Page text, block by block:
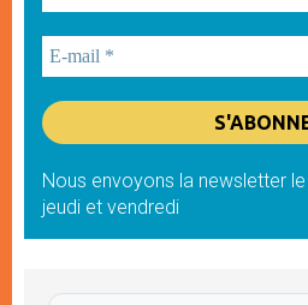
Nous envoyons la newsletter
jeudi et vendredi